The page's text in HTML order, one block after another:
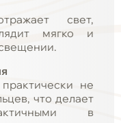
свет,
мягко и
не
что делает
в